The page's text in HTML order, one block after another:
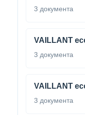
3 документа
VAILLANT
3 документа
VAILLANT
3 документа